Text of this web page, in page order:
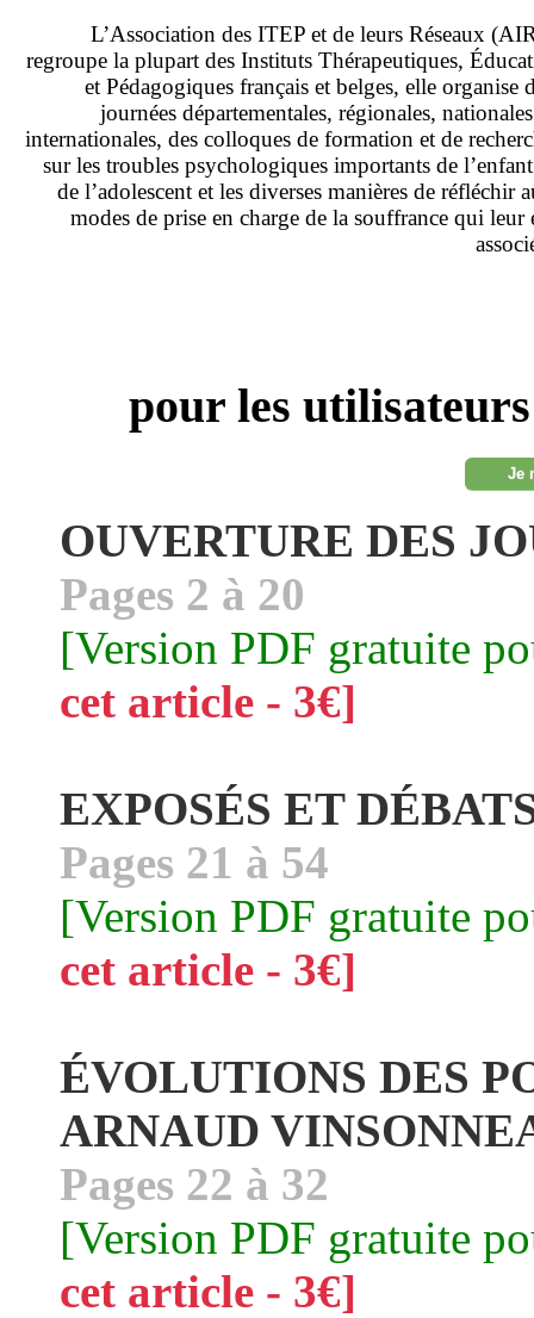
L’Association des ITEP et de leurs Réseaux
regroupe la plupart des Instituts Thérapeutiques,
et Pédagogiques français et belges, elle organise
journées départementales, régionales,
internationales, des colloques de formation et de
sur les troubles psychologiques importants de
de l’adolescent et les diverses manières de réfléchir
modes de prise en charge de la souffrance qui leur
pour les
Je
OUVERTURE DES
Pages 2 à 20
[Version PDF gratuite
cet article - 3€]
EXPOSÉS ET
Pages 21 à 54
[Version PDF gratuite
cet article - 3€]
ÉVOLUTIONS DES
ARNAUD
Pages 22 à 32
[Version PDF gratuite
cet article - 3€]